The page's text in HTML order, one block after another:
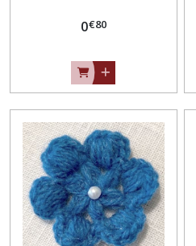
ou à coller, vendu à l'unité -
0€80